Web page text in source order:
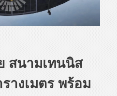
สนามเทนนิส
างเมตร พร้อม